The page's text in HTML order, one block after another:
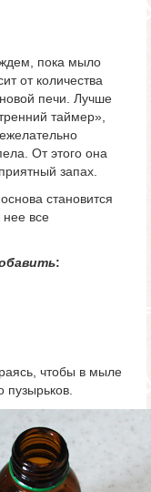
пока мыло
от количества
печи. Лучше
таймер»,
От этого она
запах.
становится
все
:
чтобы в мыле
пузырьков.